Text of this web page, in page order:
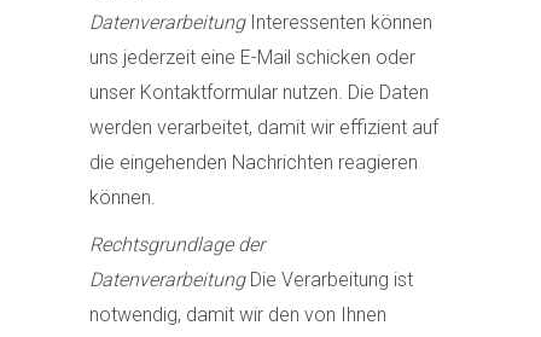
DatenverarbeitungInteressenten können
uns jederzeit eine E-Mail schicken oder
unser Kontaktformular nutzen. Die Daten
werden verarbeitet, damit wir effizient auf
die eingehenden Nachrichten reagieren
können.
Rechtsgrundlage der
DatenverarbeitungDie Verarbeitung ist
notwendig, damit wir den von Ihnen